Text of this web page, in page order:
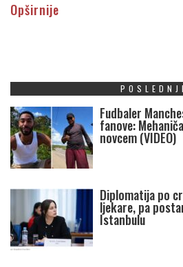
Opširnije
Fudbaler
fanove:
novcem (VIDEO)
Diplomatija po
ljekare, pa
Istanbulu